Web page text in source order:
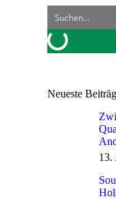
Neueste
13.